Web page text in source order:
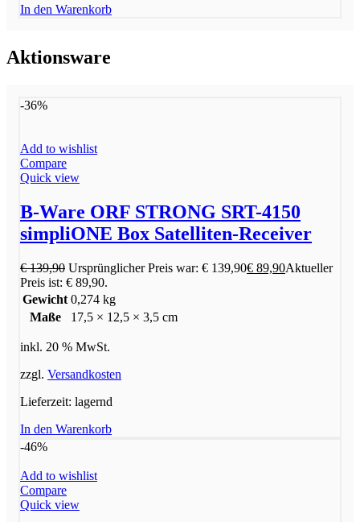
In den Warenkorb
Aktionsware
-36%
Add to wishlist
Compare
Quick view
B-Ware ORF STRONG SRT-4150
simpliONE Box Satelliten-Receiver
€139,90 Ursprünglicher Preis war: € 139,90€ 89,90Aktueller
Preis ist: € 89,90.
Gewicht 0,274 kg
Maße
17,5 × 12,5 × 3,5 cm
inkl. 20 % MwSt.
zzgl. Versandkosten
Lieferzeit: lagernd
In den Warenkorb
-46%
Add to wishlist
Compare
Quick view